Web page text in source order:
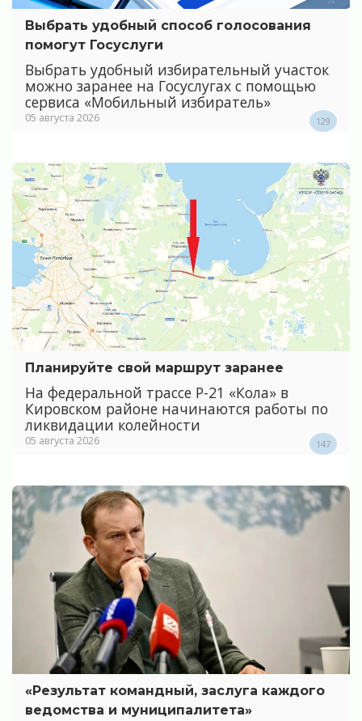
Выбрать удобный способ голосования
помогут Госуслуги
Выбрать удобный избирательный участок
можно заранее на Госуслугах с помощью
сервиса «Мобильный избиратель»
05 августа 2026 129
Планируйте свой маршрут заранее
На федеральной трассе Р-21 «Кола» в
Кировском районе начинаются работы по
ликвидации колейности
05 августа 2026 147
«Результат командный, заслуга каждого
ведомства и муниципалитета»